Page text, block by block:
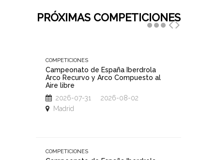
PRÓXIMAS COMPETICIONES
COMPETICIONES
Campeonato de España Iberdrola
Arco Recurvo y Arco Compuesto al
Aire libre
2026-07-31 2026-08-02
Madrid
COMPETICIONES